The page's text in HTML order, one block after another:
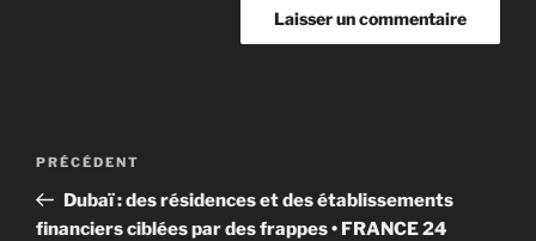
Navigation
l’article
Article
précédent
PRÉCÉDENT
Dubaï : des résidences et des établissements
financiers ciblées par des frappes • FRANCE 24